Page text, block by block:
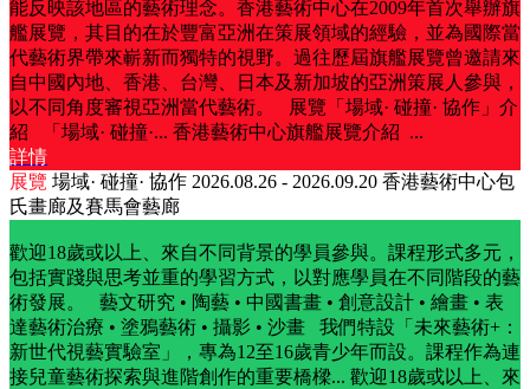
能反映該地區的藝術理念。香港藝術中心在2009年首次舉辦旗
艦展覽，其目的在於豐富亞洲在策展領域的經驗，並為國際當
代藝術界帶來嶄新而獨特的視野。過往歷屆旗艦展覽曾邀請來
自中國內地、香港、台灣、日本及新加坡的亞洲策展人參與，
以不同角度審視亞洲當代藝術。 展覽「場域· 碰撞· 協作」介
紹 「場域· 碰撞·... 香港藝術中心旗艦展覽介紹 ...
詳情
展覽 場域· 碰撞· 協作 2026.08.26 - 2026.09.20 香港藝術中心包
氏畫廊及賽馬會藝廊
歡迎18歲或以上、來自不同背景的學員參與。課程形式多元，
包括實踐與思考並重的學習方式，以對應學員在不同階段的藝
術發展。 藝文研究 • 陶藝 • 中國書畫 • 創意設計 • 繪畫 • 表
達藝術治療 • 塗鴉藝術 • 攝影 • 沙畫 我們特設「未來藝術+：
新世代視藝實驗室」，專為12至16歲青少年而設。課程作為連
接兒童藝術探索與進階創作的重要橋樑... 歡迎18歲或以上、來